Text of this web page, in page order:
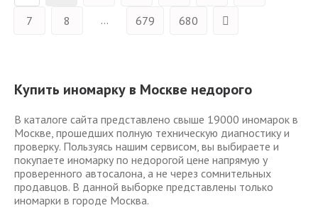
7
8 ... 679 680
Купить иномарку в Москве недорого
В каталоге сайта представлено свыше 19000 иномарок в
Москве, прошедших полную техническую диагностику и
проверку. Пользуясь нашим сервисом, вы выбираете и
покупаете иномарку по недорогой цене напрямую у
проверенного автосалона, а не через сомнительных
продавцов. В данной выборке представлены только
иномарки в городе Москва.